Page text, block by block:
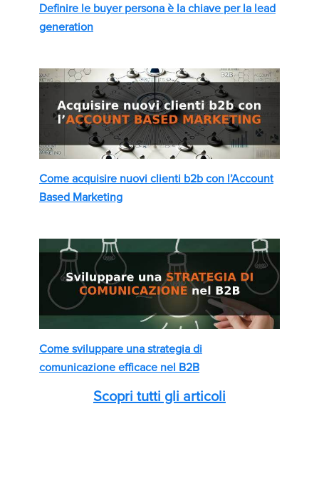
Definire le buyer persona è la chiave per la lead
generation
Come acquisire nuovi clienti b2b con l’Account
Based Marketing
Come sviluppare una strategia di
comunicazione efficace nel B2B
Scopri tutti gli articoli